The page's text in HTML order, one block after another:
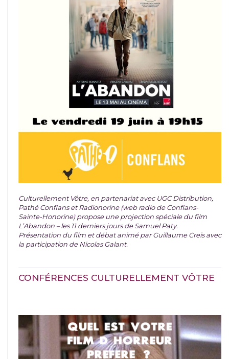
Culturellement Vôtre, en partenariat avec UGC Distribution,
Pathé Conflans et Radionorine (web radio de Conflans-
Sainte-Honorine) propose une projection spéciale du film
L’Abandon – les 11 derniers jours de Samuel Paty.
Présentation du film et débat animé par Guillaume Creis avec
la participation de Nicolas Galant.
CONFÉRENCES CULTURELLEMENT VÔTRE